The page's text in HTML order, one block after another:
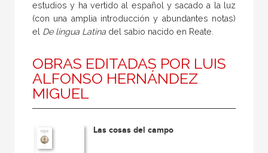
Traductor
Traductora
estudios y ha vertido al español y sacado a la luz
(con una amplia introducción y abundantes notas)
el De lingua Latina del sabio nacido en Reate.
OBRAS EDITADAS POR LUIS
ALFONSO HERNÁNDEZ
MIGUEL
Las cosas del campo